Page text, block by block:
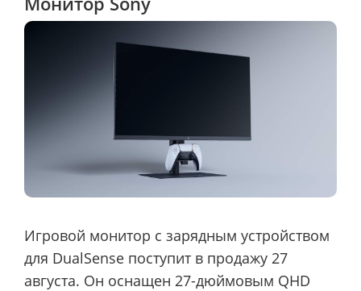
Игровой монитор с зарядным устройством
для DualSense поступит в продажу 27
августа. Он оснащен 27-дюймовым QHD